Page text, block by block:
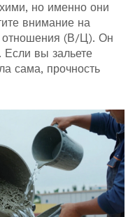
но именно они
внимание на
отношения (В/Ц). Он
вы зальете
сама, прочность